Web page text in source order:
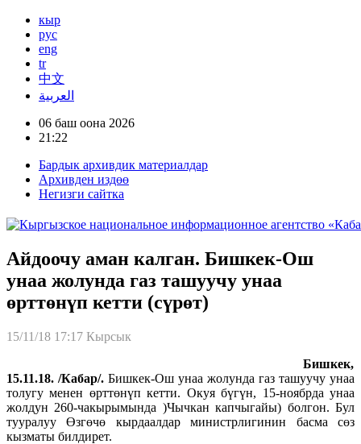
кыр
рус
eng
tr
中文
العربية
06 баш оона 2026
21:22
Бардык архивдик материалдар
Архивден издөө
Негизги сайтка
Айдоочу аман калган. Бишкек-Ош
унаа жолунда газ ташуучу унаа
өрттөнүп кетти (сүрөт)
15/11/18 17:17 Кырсык
Бишкек,
15.11.18. /Кабар/. Бишкек-Ош унаа жолунда газ ташуучу унаа
толугу менен өрттөнүп кетти. Окуя бүгүн, 15-ноябрда унаа
жолдун 260-чакырымында )Чычкан капчыгайы) болгон. Бул
тууралуу Өзгөчө кырдаалдар министрлигинин басма сөз
кызматы билдирет.